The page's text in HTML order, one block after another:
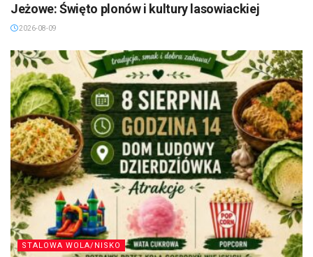
Jeżowe: Święto plonów i kultury lasowiackiej
2026-08-09
STALOWA WOLA/NISKO